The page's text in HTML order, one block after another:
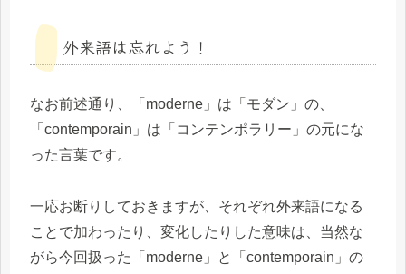
外来語は忘れよう！
なお前述通り、「moderne」は「モダン」の、
「contemporain」は「コンテンポラリー」の元にな
った言葉です。
一応お断りしておきますが、それぞれ外来語になる
ことで加わったり、変化したりした意味は、当然な
がら今回扱った「moderne」と「contemporain」の